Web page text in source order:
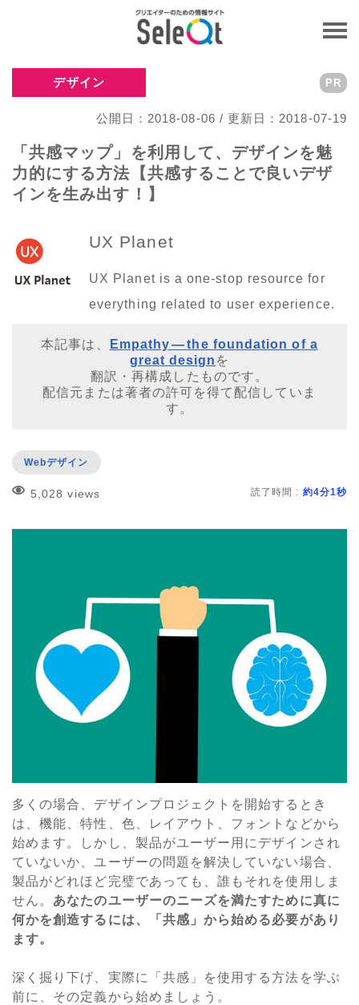
デザイン
公開日：2018-08-06 / 更新日：2018-07-19
PR
「共感マップ」を利用して、デザインを魅
力的にする方法【共感することで良いデザ
インを生み出す！】
UX Planet
UX Planet is a one-stop resource for
everything related to user experience.
本記事は、
Empathy — the foundation of a
great design を
翻訳・再構成したものです。
配信元または著者の許可を得て配信していま
す。
Webデザイン
5,028 views 読了時間 : 約4分1秒
多くの場合、デザインプロジェクトを開始するとき
は、機能、特性、色、レイアウト、フォントなどから
始めます。しかし、製品がユーザー用にデザインされ
ていないか、ユーザーの問題を解決していない場合、
製品がどれほど完璧であっても、誰もそれを使用しま
せん。 あなたのユーザーのニーズを満たすために真に
何かを創造するには、「共感」から始める必要があり
ます。
深く掘り下げ、実際に「共感」を使用する方法を学ぶ
前に、その定義から始めましょう。